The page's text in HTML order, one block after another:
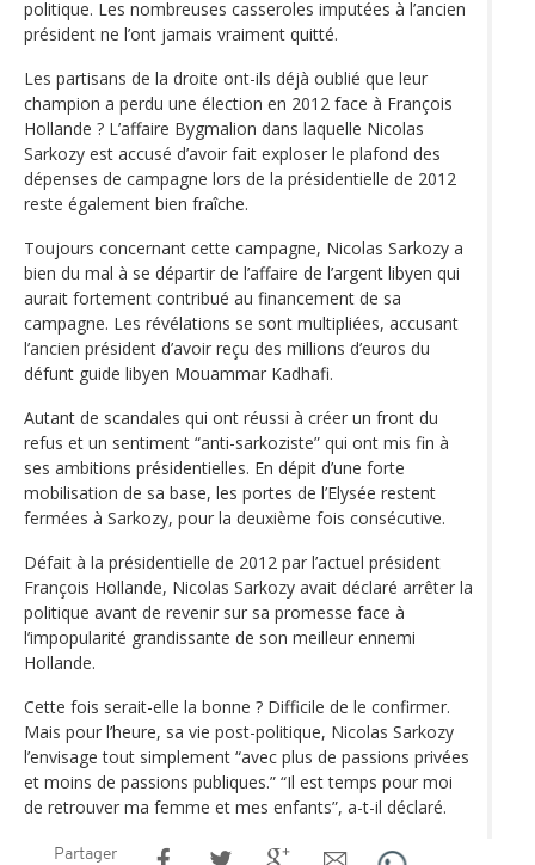
politique. Les nombreuses casseroles imputées à l’ancien
président ne l’ont jamais vraiment quitté.
Les partisans de la droite ont-ils déjà oublié que leur
champion a perdu une élection en 2012 face à François
Hollande ? L’affaire Bygmalion dans laquelle Nicolas
Sarkozy est accusé d’avoir fait exploser le plafond des
dépenses de campagne lors de la présidentielle de 2012
reste également bien fraîche.
Toujours concernant cette campagne, Nicolas Sarkozy a
bien du mal à se départir de l’affaire de l’argent libyen qui
aurait fortement contribué au financement de sa
campagne. Les révélations se sont multipliées, accusant
l’ancien président d’avoir reçu des millions d’euros du
défunt guide libyen Mouammar Kadhafi.
Autant de scandales qui ont réussi à créer un front du
refus et un sentiment “anti-sarkoziste” qui ont mis fin à
ses ambitions présidentielles. En dépit d’une forte
mobilisation de sa base, les portes de l’Elysée restent
fermées à Sarkozy, pour la deuxième fois consécutive.
Défait à la présidentielle de 2012 par l’actuel président
François Hollande, Nicolas Sarkozy avait déclaré arrêter la
politique avant de revenir sur sa promesse face à
l’impopularité grandissante de son meilleur ennemi
Hollande.
Cette fois serait-elle la bonne ? Difficile de le confirmer.
Mais pour l’heure, sa vie post-politique, Nicolas Sarkozy
l’envisage tout simplement “avec plus de passions privées
et moins de passions publiques.” “Il est temps pour moi
de retrouver ma femme et mes enfants”, a-t-il déclaré.
Partager